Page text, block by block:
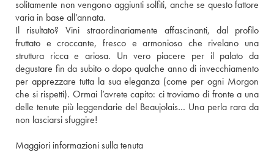
solitamente non vengono aggiunti solfiti, anche se questo fattore
varia in base all’annata.
Il risultato? Vini straordinariamente affascinanti, dal profilo
fruttato e croccante, fresco e armonioso che rivelano una
struttura ricca e ariosa. Un vero piacere per il palato da
degustare fin da subito o dopo qualche anno di invecchiamento
per apprezzare tutta la sua eleganza (come per ogni Morgon
che si rispetti). Ormai l’avrete capito: ci troviamo di fronte a una
delle tenute più leggendarie del Beaujolais… Una perla rara da
non lasciarsi sfuggire!
Maggiori informazioni sulla tenuta